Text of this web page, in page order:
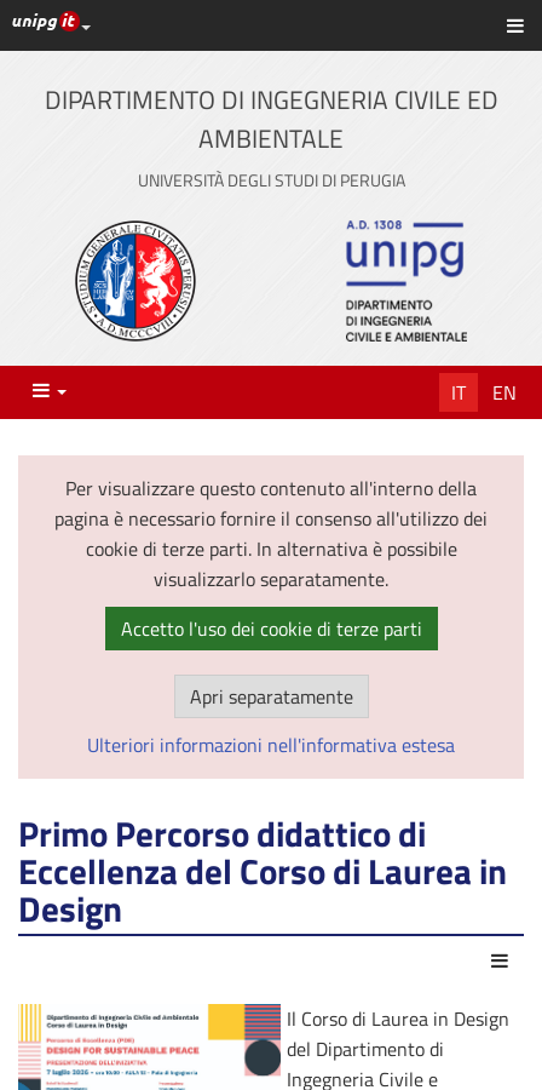
Vai
al
contenuto
principale
Link ai principali servizi web di Ateneo
DIPARTIMENTO DI INGEGNERIA CIVILE ED
AMBIENTALE
UNIVERSITÀ DEGLI STUDI DI PERUGIA
Menu IT EN
Per visualizzare questo contenuto all'interno della
pagina è necessario fornire il consenso all'utilizzo dei
cookie di terze parti. In alternativa è possibile
visualizzarlo separatamente.
Accetto l'uso dei cookie di terze parti
Apri separatamente
Ulteriori informazioni nell'informativa estesa
Primo Percorso didattico di
Eccellenza del Corso di Laurea in
Design
Il Corso di Laurea in Design
del Dipartimento di
Ingegneria Civile e